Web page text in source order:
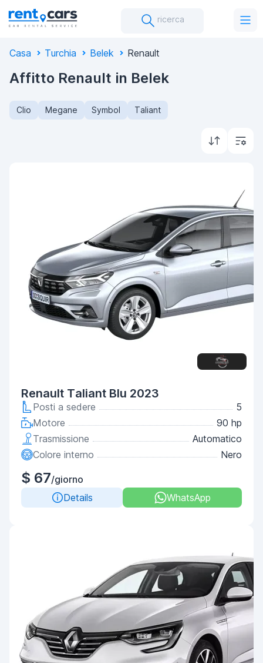
ricerca
Casa Turchia Belek Renault
Affitto Renault in Belek
Clio Megane Symbol Taliant
Renault Taliant Blu 2023
Posti a sedere
5
Motore
90 hp
Trasmissione
Automatico
Colore interno
Nero
$ 67/giorno
Details
WhatsApp